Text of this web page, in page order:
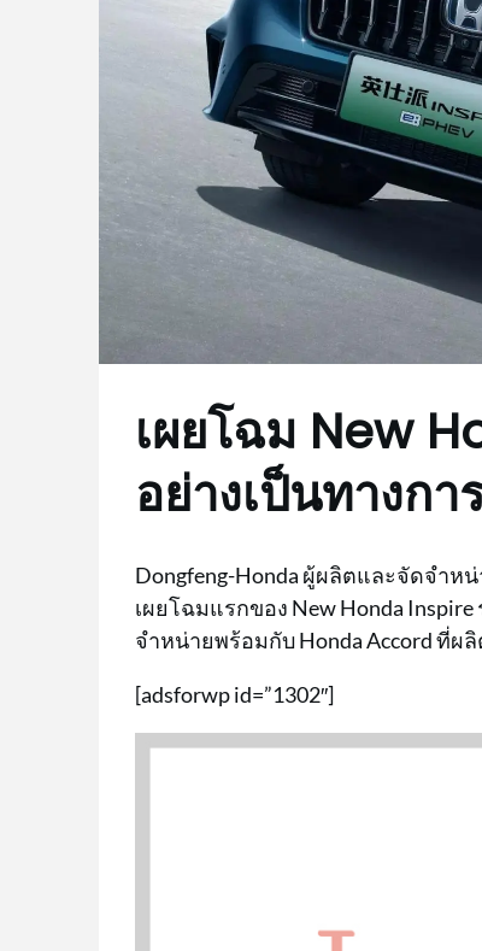
เผยโฉม New
อย่างเป็นทางกา
Dongfeng-Honda ผู้ผลิตและจัดจำห
เผยโฉมแรกของ New Honda
จำหน่ายพร้อมกับ Honda Accord ที่ผลิ
[adsforwp id=”1302″]